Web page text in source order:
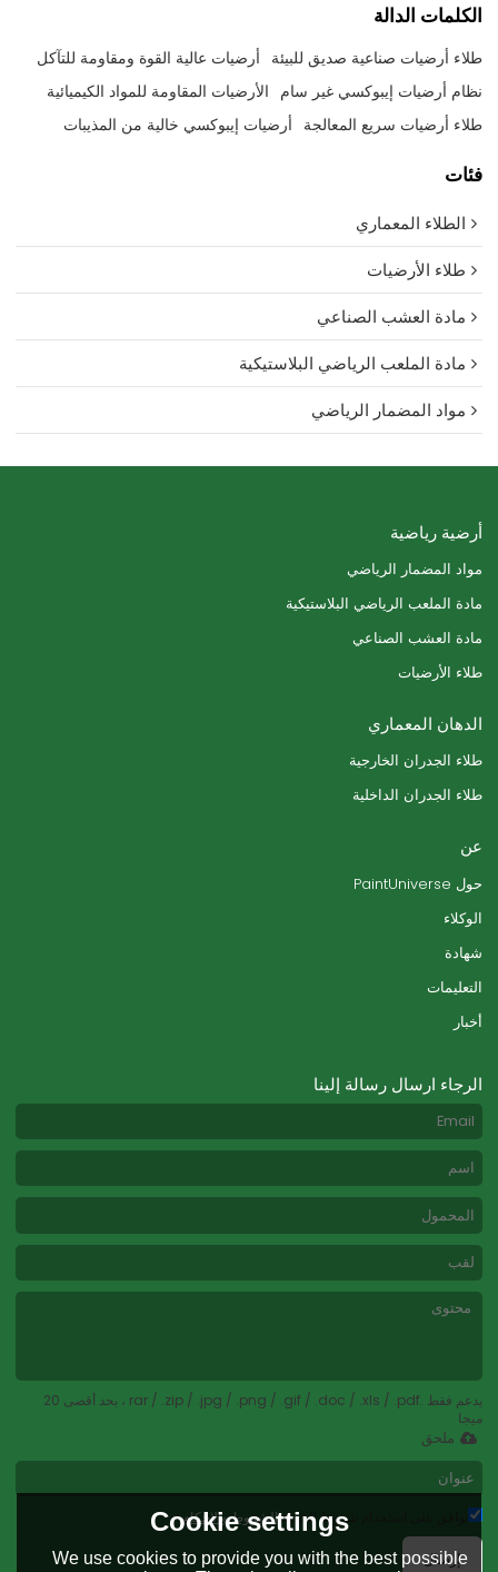
الكلمات الدالة
طلاء أرضيات صناعية صديق للبيئة أرضيات عالية القوة ومقاومة للتآكل
نظام أرضيات إيبوكسي غير سام الأرضيات المقاومة للمواد الكيميائية
طلاء أرضيات سريع المعالجة أرضيات إيبوكسي خالية من المذيبات
فئات
الطلاء المعماري
طلاء الأرضيات
مادة العشب الصناعي
مادة الملعب الرياضي البلاستيكية
مواد المضمار الرياضي
أرضية رياضية
مواد المضمار الرياضي
مادة الملعب الرياضي البلاستيكية
مادة العشب الصناعي
طلاء الأرضيات
الدهان المعماري
طلاء الجدران الخارجية
طلاء الجدران الداخلية
عن
حول PaintUniverse
الوكلاء
شهادة
التعليمات
أخبار
الرجاء ارسال رسالة إلينا
يدعم فقط .rar / .zip / .jpg / .png / .gif / .doc / .xls / .pdf ، بحد أقصى 20
ميجا
ملحق
توافق على استخدام شروط الخدمة,الشروط والاحكام
إرسال
Cookie settings
We use cookies to provide you with the best possible